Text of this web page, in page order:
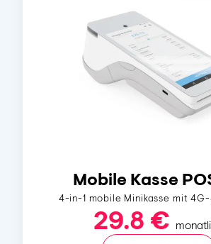
Mobile Kasse
4-in-1 mobile Minikasse mit
29.8 €